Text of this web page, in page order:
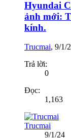
Hyundai
ảnh mới:
kính.
Trucmai, 9/1/
Trả lời:
0
Đọc:
1,163
Trucmai
9/1/24